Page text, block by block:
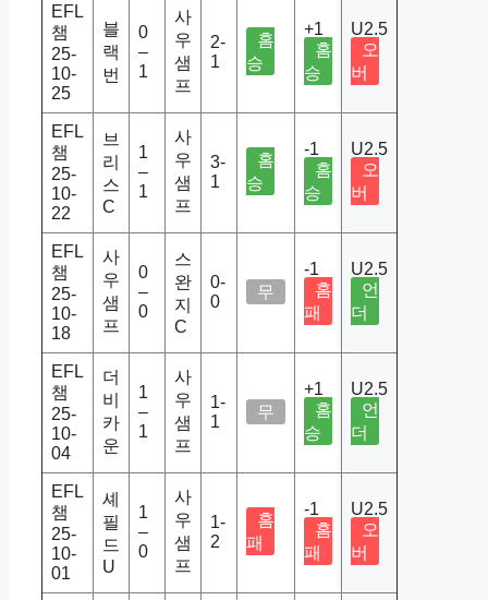
EFL
챔
25-
10-
25
블
랙
번
0
–
1
사
우
샘
프
2-
1
홈
승
+1
홈
승
U2.5
오
버
EFL
챔
25-
10-
22
브
리
스
C
1
–
1
사
우
샘
프
3-
1
홈
승
-1
홈
승
U2.5
오
버
EFL
챔
25-
10-
18
사
우
샘
프
0
–
0
스
완
지
C
0-
0
무
-1
홈
패
U2.5
언
더
EFL
챔
25-
10-
04
더
비
카
운
1
–
1
사
우
샘
프
1-
1
무
+1
홈
승
U2.5
언
더
EFL
챔
25-
10-
01
셰
필
드
U
1
–
0
사
우
샘
프
1-
2
홈
패
-1
홈
패
U2.5
오
버